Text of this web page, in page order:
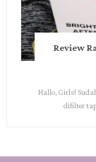
Review
Hallo, Girls!
difilter